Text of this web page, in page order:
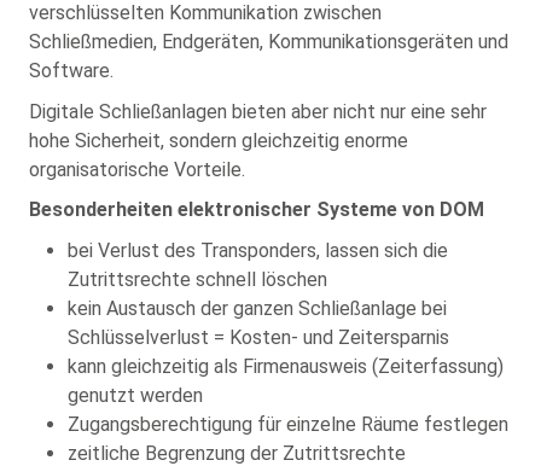
verschlüsselten Kommunikation zwischen
Schließmedien, Endgeräten, Kommunikationsgeräten und
Software.
Digitale Schließanlagen bieten aber nicht nur eine sehr
hohe Sicherheit, sondern gleichzeitig enorme
organisatorische Vorteile.
Besonderheiten elektronischer Systeme von DOM
bei Verlust des Transponders, lassen sich die
Zutrittsrechte schnell löschen
kein Austausch der ganzen Schließanlage bei
Schlüsselverlust = Kosten- und Zeitersparnis
kann gleichzeitig als Firmenausweis (Zeiterfassung)
genutzt werden
Zugangsberechtigung für einzelne Räume festlegen
zeitliche Begrenzung der Zutrittsrechte